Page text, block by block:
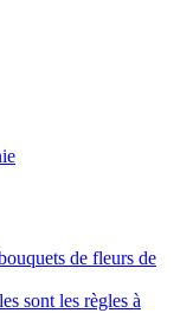
de fleurs de
sont les règles à